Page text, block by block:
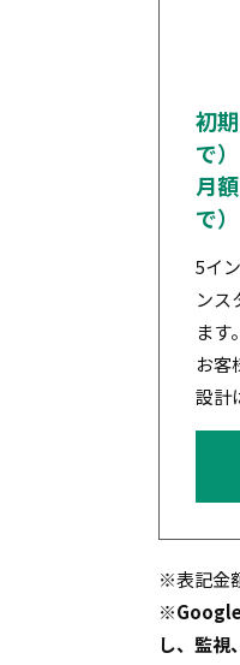
初
で）
月
で）
5イ
ンス
ます
お客
設計
※表記金
※Google
し、監視